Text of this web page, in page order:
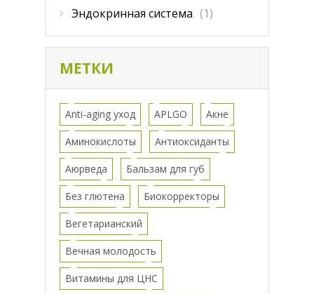
Эндокринная система (1)
МЕТКИ
Anti-aging уход APLGO Акне
Аминокислоты Антиоксиданты
Аюрведа Бальзам для губ
Без глютена Биокорректоры
Вегетарианский
Вечная молодость
Витамины для ЦНС